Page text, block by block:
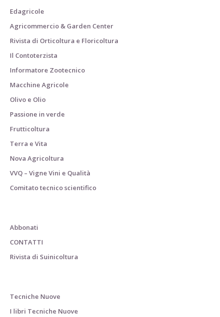
Edagricole
Agricommercio & Garden Center
Rivista di Orticoltura e Floricoltura
Il Contoterzista
Informatore Zootecnico
Macchine Agricole
Olivo e Olio
Passione in verde
Frutticoltura
Terra e Vita
Nova Agricoltura
VVQ – Vigne Vini e Qualità
Comitato tecnico scientifico
Abbonati
CONTATTI
Rivista di Suinicoltura
Tecniche Nuove
I libri Tecniche Nuove